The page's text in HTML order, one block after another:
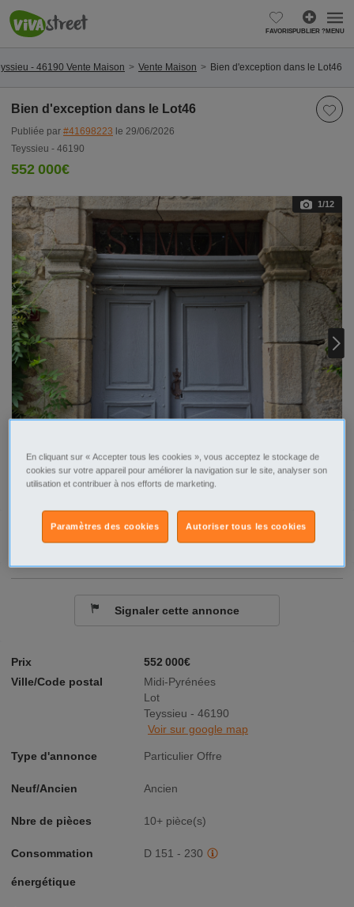
FAVORISPUBLIER ?MENU
- 46190 Vente Maison Vente Maison Bien d'exception dans le Lot46
Bien d'exception dans le Lot46
Publiée par #41698223 le 29/06/2026
Teyssieu - 46190
552 000€
1/12
Prix
552 000€
Ville/Code postal
Midi-Pyrénées
Lot
Teyssieu - 46190
Voir sur google map
Type d'annonce Particulier Offre
Neuf/Ancien Ancien
Nbre de pièces 10+ pièce(s)
Consommation
énergétique
D 151 - 230
Signaler cette annonce
En cliquant sur « Accepter tous les cookies », vous acceptez le stockage de
cookies sur votre appareil pour améliorer la navigation sur le site, analyser son
utilisation et contribuer à nos efforts de marketing.
Autoriser tous les cookies
Paramètres des cookies